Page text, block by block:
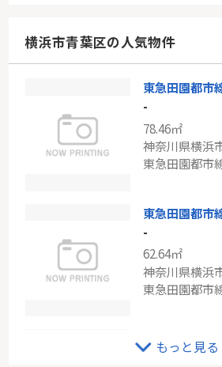
神奈川県横浜
相鉄本線「瀬
87.48㎡
東京都世田谷
横浜市青葉区の人気物件
-
78.46㎡
-
62.64㎡
-
もっと見る